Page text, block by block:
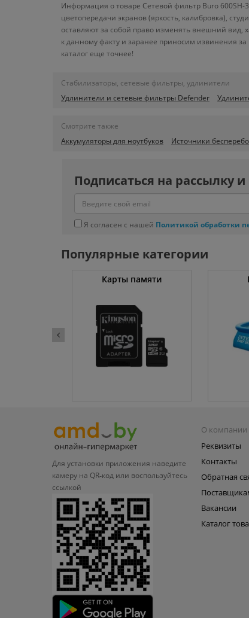
Информация о товаре Сетевой фильтр Buro 600SH-
цветопередачи экранов (яркость, калибровка),
оставляют за собой право изменять внешний вид,
к данному факту и заранее приносим извинения
каталог еще точнее!
Стабилизаторы, сетевые фильтры, удлинители
Удлинители и сетевые фильтры Defender
Смотрите также
Аккумуляторы для ноутбуков
Источники
Подписаться на рассылку
Я согласен с нашей Политикой обработки
Популярные категории
Карты памяти
Для установки приложения наведите
камеру на QR‑код или воспользуйтесь
ссылкой
О компании
Реквизиты
Контакты
Обратная
Вакансии
Каталог